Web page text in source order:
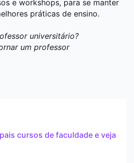
e workshops, para se manter
práticas de ensino.
universitário?
um professor
cursos de faculdade e veja